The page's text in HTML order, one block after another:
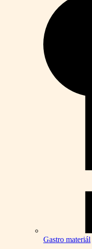
Gastro materiál